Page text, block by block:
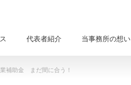
代表者紹介 当事務所の想い
補助金 まだ間に合う！